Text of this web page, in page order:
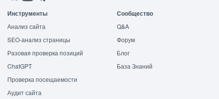
Инструменты
Анализ сайта
SEO-анализ страницы
Разовая проверка позиций
ChatGPT
Проверка посещаемости
Аудит сайта
Сообщество
Q&A
Форум
Блог
База Знаний